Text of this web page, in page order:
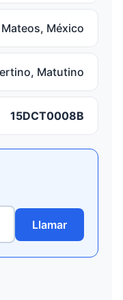
México
Matutino
15DCT0008B
Llamar